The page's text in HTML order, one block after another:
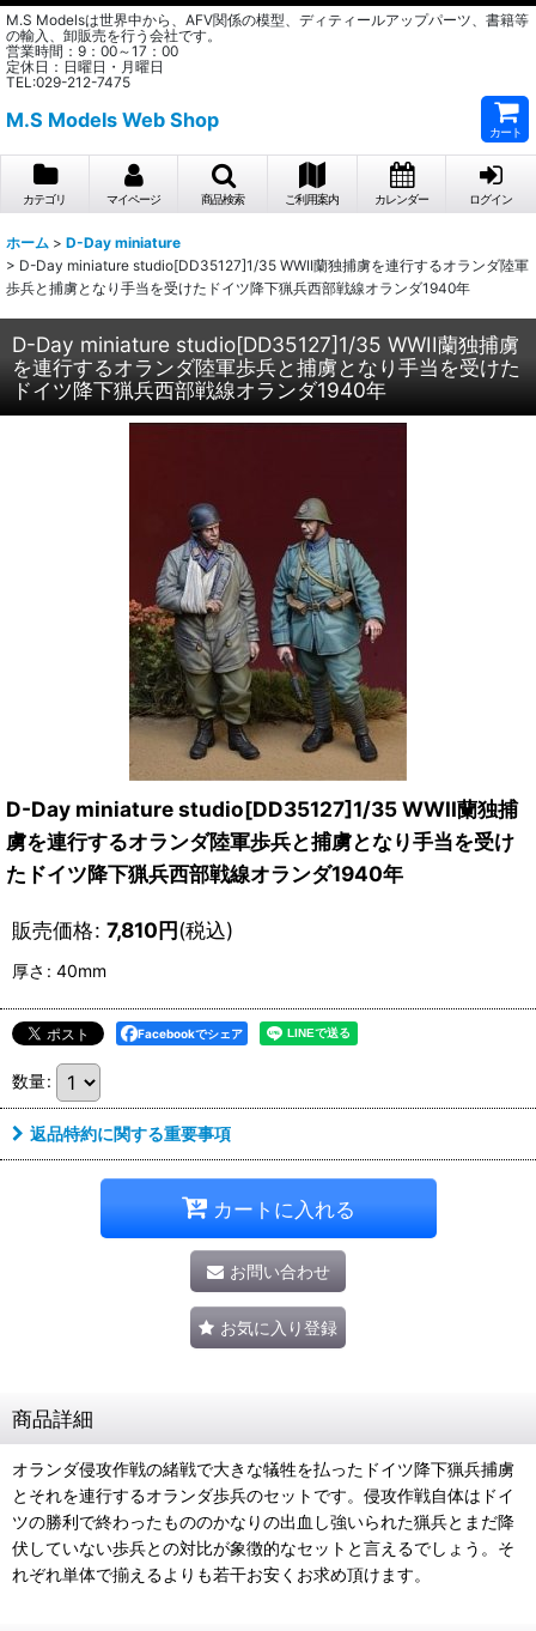
M.S Modelsは世界中から、AFV関係の模型、ディティールアップパーツ、書籍等
の輸入、卸販売を行う会社です。
営業時間：9：00～17：00
定休日：日曜日・月曜日
TEL:029-212-7475
M.S Models Web Shop
カート
カテゴリ マイページ 商品検索 ご利用案内 カレンダー ログイン
ホーム > D-Day miniature
> D-Day miniature studio[DD35127]1/35 WWII蘭独捕虜を連行するオランダ陸軍
歩兵と捕虜となり手当を受けたドイツ降下猟兵西部戦線オランダ1940年
D-Day miniature studio[DD35127]1/35 WWII蘭独捕虜
を連行するオランダ陸軍歩兵と捕虜となり手当を受けた
ドイツ降下猟兵西部戦線オランダ1940年
D-Day miniature studio[DD35127]1/35 WWII蘭独捕
虜を連行するオランダ陸軍歩兵と捕虜となり手当を受け
たドイツ降下猟兵西部戦線オランダ1940年
販売価格: 7,810円(税込)
厚さ : 40mm
Facebookでシェア
数量:
返品特約に関する重要事項
カートに入れる
お問い合わせ
お気に入り登録
商品詳細
オランダ侵攻作戦の緒戦で大きな犠牲を払ったドイツ降下猟兵捕虜
とそれを連行するオランダ歩兵のセットです。侵攻作戦自体はドイ
ツの勝利で終わったもののかなりの出血し強いられた猟兵とまだ降
伏していない歩兵との対比が象徴的なセットと言えるでしょう。そ
れぞれ単体で揃えるよりも若干お安くお求め頂けます。